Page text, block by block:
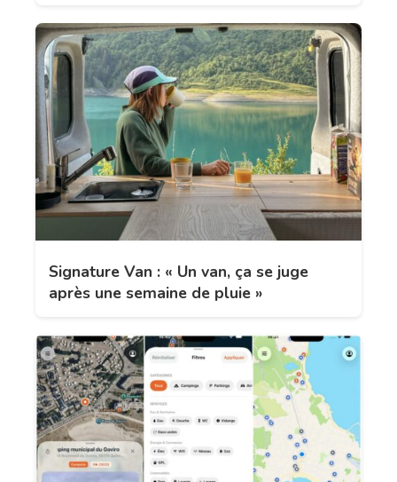
Signature Van : « Un van, ça se juge
après une semaine de pluie »